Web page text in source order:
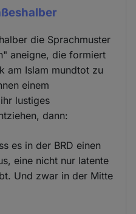
die Sprachmuster
aneigne, die formiert
am Islam mundtot zu
einem
lustiges
dann:
es in der BRD einen
eine nicht nur latente
Und zwar in der Mitte